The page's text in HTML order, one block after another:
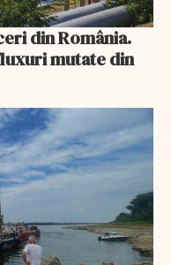
din România.
mutate din